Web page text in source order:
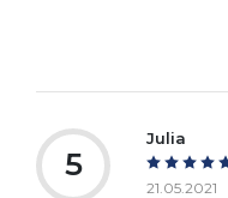
5
Julia
21.05.2021